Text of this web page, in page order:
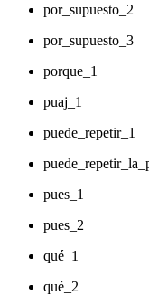
por_supuesto_2
por_supuesto_3
porque_1
puaj_1
puede_repetir_1
pues_1
pues_2
qué_1
qué_2